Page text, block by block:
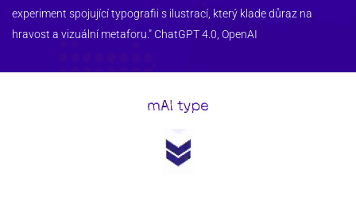
experiment spojující typografii s ilustrací, který klade důraz na
hravost a vizuální metaforu." ChatGPT 4.0, OpenAI